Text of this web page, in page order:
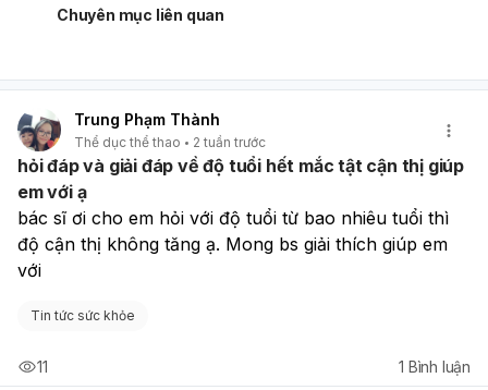
mắt.
Chuyên mục liên quan
Trung Phạm Thành
Thể dục thể thao 2 tuần trước
hỏi đáp và giải đáp về độ tuổi hết mắc tật cận thị giúp
em với ạ
bác sĩ ơi cho em hỏi với độ tuổi từ bao nhiêu tuổi thì
độ cận thị không tăng ạ. Mong bs giải thích giúp em
với
Tin tức sức khỏe
11 1 Bình luận